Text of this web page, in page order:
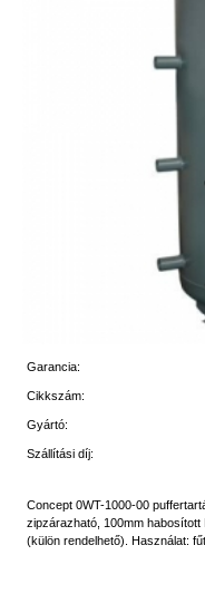
Garancia:
Cikkszám:
Gyártó:
Szállítási díj:
Concept 0WT-1000-00
zipzárazható, 100mm
(külön rendelhető). Használat: